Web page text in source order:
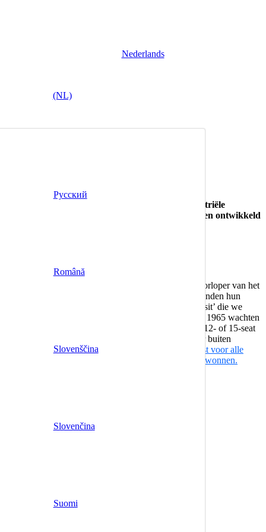
Nederlands
(NL)
Русский
Română
Slovenščina
Slovenčina
Suomi
heeft deze behoefte geleid tot een ware industriële
van Motoring Heritage en die nog steeds worden ontwikkeld
Dit model werd 102 jaar geleden gelanceerd als voorloper van het
dat door Ford werd gemaakt. Eigenaars konden hun
aan de voorkant van het voertuig. De naam ‘Transit’ die we
– de Ford Taunus Transit werd. We moesten tot 1965 wachten
drie carrosserietypes (bestelwagen, combi en 9-, 12- of 15-seat
achter; een achterklep of twee achterdeuren die naar buiten
gevonden op de markt dat het de inspiratie is geweest voor alle
keer samen de ‘International Van of the Year’ gewonnen.